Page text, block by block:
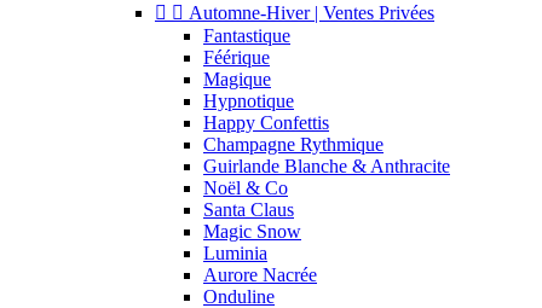
  Automne-Hiver | Ventes Privées
Fantastique
Féérique
Magique
Hypnotique
Happy Confettis
Champagne Rythmique
Guirlande Blanche & Anthracite
Noël & Co
Santa Claus
Magic Snow
Luminia
Aurore Nacrée
Onduline